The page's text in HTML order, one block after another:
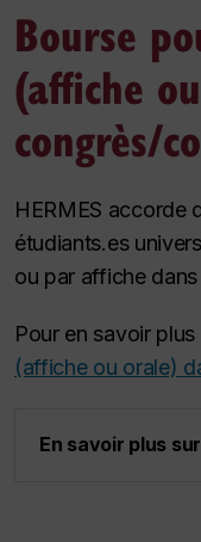
Bourse
(affiche
congrès/
HERMES accorde
étudiants.es
ou par affiche
Pour en savoir
(affiche ou orale)
En savoir plus